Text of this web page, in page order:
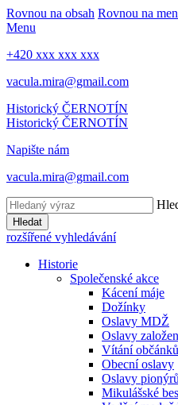
Rovnou na obsah Rovnou na
Menu
+420 xxx xxx xxx
vacula.mira@gmail.com
Historický ČERNOTÍN
Historický ČERNOTÍN
Napište nám
vacula.mira@gmail.com
Hledat
rozšířené vyhledávání
Historie
Společenské akce
Kácení máje
Dožínky
Oslavy MDŽ
Oslavy
Vítání občánků
Obecní oslavy
Oslavy
Mikulášské